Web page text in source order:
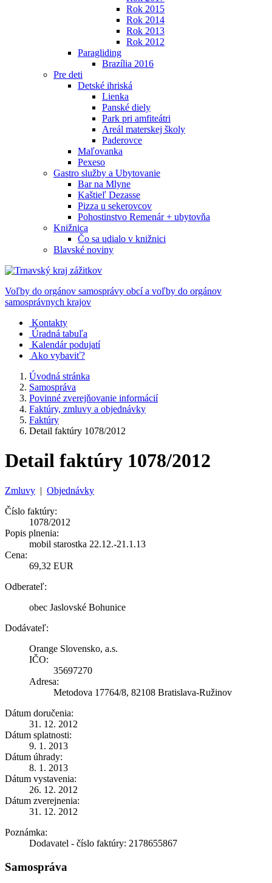
Rok 2015
Rok 2014
Rok 2013
Rok 2012
Paragliding
Brazília 2016
Pre deti
Detské ihriská
Lienka
Panské diely
Park pri amfiteátri
Areál materskej školy
Paderovce
Maľovanka
Pexeso
Gastro služby a Ubytovanie
Bar na Mlyne
Kaštieľ Dezasse
Pizza u sekerovcov
Pohostinstvo Remenár + ubytovňa
Knižnica
Čo sa udialo v knižnici
Blavské noviny
Voľby do orgánov samosprávy obcí a voľby do orgánov
samosprávnych krajov
Kontakty
Úradná tabuľa
Kalendár podujatí
Ako vybaviť?
Úvodná stránka
Samospráva
Povinné zverejňovanie informácií
Faktúry, zmluvy a objednávky
Faktúry
Detail faktúry 1078/2012
Detail faktúry 1078/2012
Zmluvy | Objednávky
Číslo faktúry:
1078/2012
Popis plnenia:
mobil starostka 22.12.-21.1.13
Cena:
69,32 EUR
Odberateľ:
obec Jaslovské Bohunice
Dodávateľ:
Orange Slovensko, a.s.
IČO:
35697270
Adresa:
Metodova 17764/8, 82108 Bratislava-Ružinov
Dátum doručenia:
31. 12. 2012
Dátum splatnosti:
9. 1. 2013
Dátum úhrady:
8. 1. 2013
Dátum vystavenia:
26. 12. 2012
Dátum zverejnenia:
31. 12. 2012
Poznámka:
Dodavatel - číslo faktúry: 2178655867
Samospráva